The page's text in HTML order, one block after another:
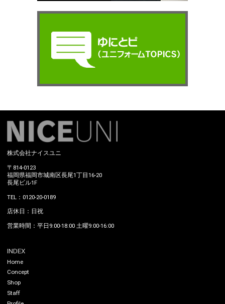
株式会社ナイスユニ
〒814-0123
福岡県福岡市城南区長尾1丁目16-20
長尾ビル1F
TEL：0120-20-0189
店休日：日祝
営業時間：平日9:00-18:00 土曜9:00-16:00
INDEX
Home
Concept
Shop
Staff